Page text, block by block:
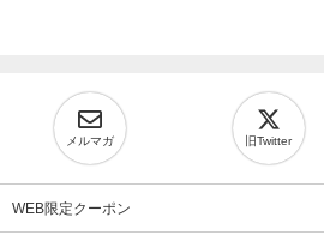
メルマガ 旧Twitter
WEB限定クーポン